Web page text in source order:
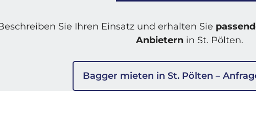
Sie Ihren Einsatz und erhalten Sie
Anbietern in St. Pölten.
Bagger mieten in St. Pölten –